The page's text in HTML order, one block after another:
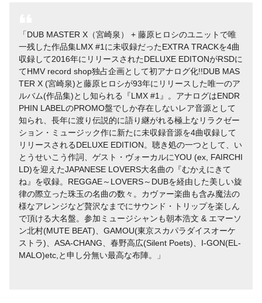
DUB MASTER X（宮崎泉） + 藤原ヒロシのユニットで唯
一残した作品集LMX #1に未収録だったEXTRA TRACKを4曲
収録して2016年にリリースされたDELUXE EDITONがRSDに
てHMV record shop独占企画として初アナログ化!!DUB MAS
TER X (宮崎泉)と藤原ヒロシが93年にリリースした唯一のア
ルバム(作品集)とし知られる『LMX #1』。アナログはENDR
PHIN LABELのPROMO盤でしか存在しないレア音源として
知られ、長年に渡り伝説的に語り継がれる極上なリラクゼー
ション・ミュージック作に新たに未収録音源を4曲収録して
リリースされるDELUXE EDITION。聴き処の一つとして、い
とうせいこう作詞、ゲスト・ヴォーカルにYOU (ex, FAIRCHI
LD)を迎えたJAPANESE LOVERS大名曲の『むかえにきて
ね』を収録。REGGAE～LOVERS～DUBを経由した美しい旋
律の際立った珠玉の名曲の数々。カヴァー楽曲も含み魔法の
様なアレンジなど贅沢なまでにサウンド・トリップを楽しん
で頂ける大名盤。参加ミュージシャンも朝本浩文 & エマーソ
ン北村(MUTE BEAT)、GAMOU(東京スカパラダイスオーケ
ストラ)、ASA-CHANG、春野高広(Silent Poets)、I-GON(EL-
MALO)etc,と申し分無い最高な布陣。